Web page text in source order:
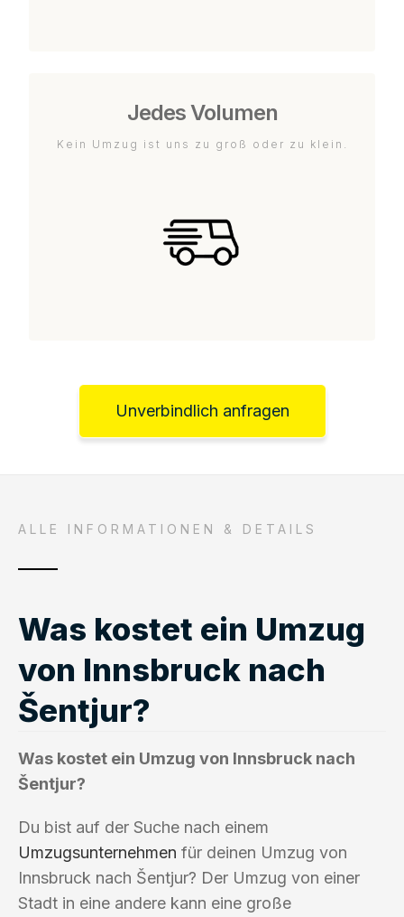
Jedes Volumen
Kein Umzug ist uns zu groß oder zu klein.
Unverbindlich anfragen
ALLE INFORMATIONEN & DETAILS
Was kostet ein Umzug
von Innsbruck nach
Šentjur?
Was kostet ein Umzug von Innsbruck nach
Šentjur?
Du bist auf der Suche nach einem
Umzugsunternehmen für deinen Umzug von
Innsbruck nach Šentjur? Der Umzug von einer
Stadt in eine andere kann eine große